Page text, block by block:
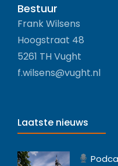
Bestuur
Frank Wilsens
Hoogstraat 48
5261 TH Vught
f.wilsens@vught.nl
Laatste nieuws